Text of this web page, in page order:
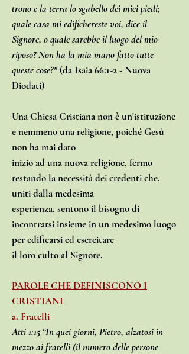
trono e la terra lo sgabello dei miei piedi;
quale casa mi edifichereste voi, dice il
Signore, o quale sarebbe il luogo del mio
riposo? Non ha la mia mano fatto tutte
queste cose?"(da Isaia 66:1-2 - Nuova
Diodati)
Una Chiesa Cristiana non è un'istituzione
e nemmeno una religione, poiché Gesù
non ha mai dato
inizio ad una nuova religione, fermo
restando la necessità dei credenti che,
uniti dalla medesima
esperienza, sentono il bisogno di
incontrarsi insieme in un medesimo luogo
per edificarsi ed esercitare
il loro culto al Signore.
PAROLE CHE DEFINISCONO I
CRISTIANI
a. Fratelli
Atti 1:15 “In quei giorni, Pietro, alzatosi in
mezzo ai fratelli (il numero delle persone